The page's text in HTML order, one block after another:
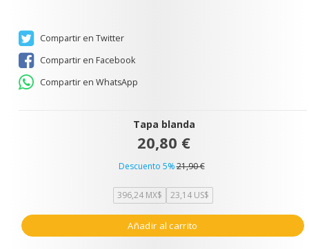
Compartir en Twitter
Compartir en Facebook
Compartir en WhatsApp
Tapa blanda
20,80 €
Descuento 5%21,90 €
396,24 MX$ 23,14 US$
Añadir al carrito